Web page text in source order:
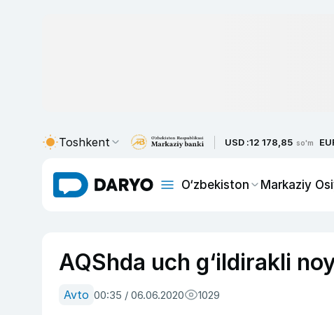
Toshkent USD :12 178,85 so'm
O‘zbekiston Markaziy
AQShda uch g‘ildirakli
Avto 00:35 / 06.06.2020 1029